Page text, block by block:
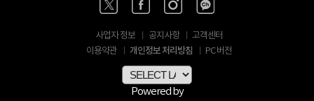
사업자 정보 공지사항
고객센터
이용약관
개인정보 처리방침 PC 버전
Powered by